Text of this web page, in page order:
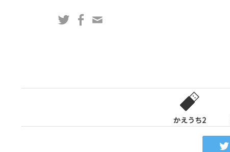
ス
TwitterFacebook
かえうち2